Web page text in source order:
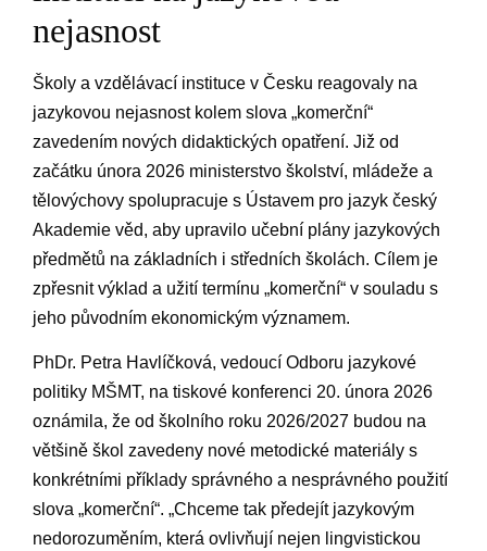
nejasnost
Školy a ​vzdělávací⁢ instituce ⁣v Česku reagovaly na‌
jazykovou nejasnost kolem ‌slova‌ „komerční“
zavedením nových didaktických opatření. Již od
začátku února 2026 ministerstvo ⁢školství, mládeže a
tělovýchovy spolupracuje⁢ s Ústavem pro jazyk český​
Akademie věd, aby upravilo učební plány jazykových
předmětů na základních i‌ středních školách. Cílem je
zpřesnit výklad a‌ užití termínu „komerční“ v souladu s
jeho původním ekonomickým významem.
PhDr. Petra Havlíčková, vedoucí⁤ Odboru‌ jazykové
politiky MŠMT, na tiskové konferenci 20. února ‌2026
oznámila, ‌že od​ školního roku 2026/2027 budou na
většině škol zavedeny nové metodické materiály⁣ s
konkrétními příklady správného ⁤a nesprávného použití
slova „komerční“. „Chceme tak předejít ⁤jazykovým
nedorozuměním, která ovlivňují ​nejen‌ lingvistickou